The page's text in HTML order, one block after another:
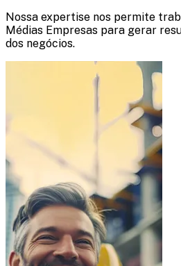
Nossa expertise nos permite
Médias Empresas para gerar
dos negócios.